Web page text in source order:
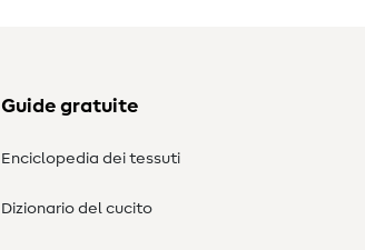
Guide gratuite
Enciclopedia dei tessuti
Dizionario del cucito